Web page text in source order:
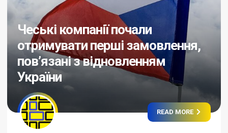
Чеські компанії почали
отримувати перші замовлення,
пов’язані з відновленням
України
READ MORE